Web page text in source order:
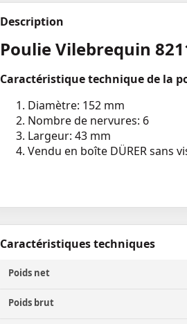
Description
Poulie Vilebrequin
Caractéristique technique de la
Diamètre: 152 mm
Nombre de nervures: 6
Largeur: 43 mm
Vendu en boîte DÜRER sans
Caractéristiques techniques
Poids net
Poids brut